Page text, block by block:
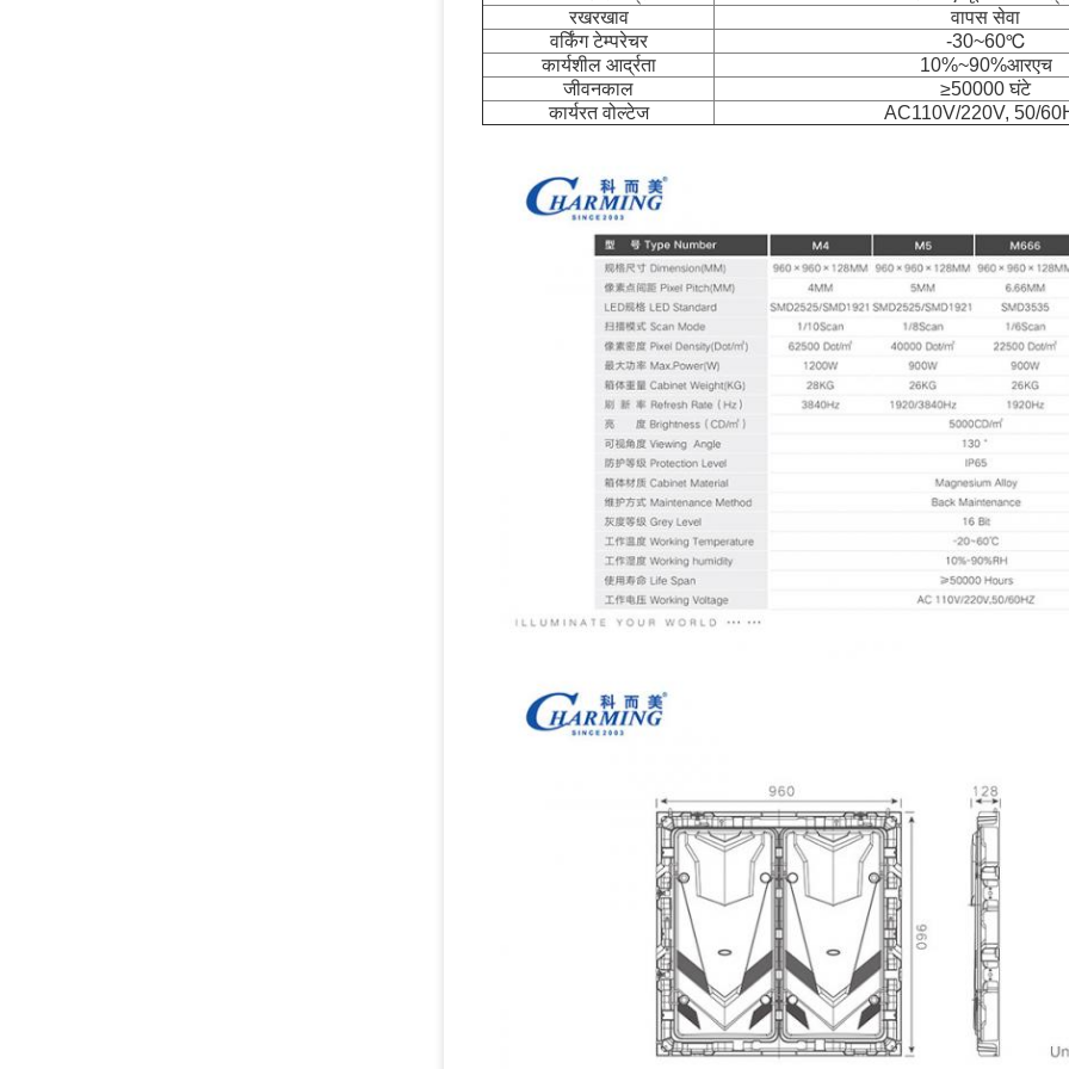
रखरखाव
वापस सेवा
वर्किंग टेम्परेचर
-30~60℃
कार्यशील आर्द्रता
10%~90%आरएच
जीवनकाल
≥50000 घंटे
कार्यरत वोल्टेज
AC110V/220V, 50/